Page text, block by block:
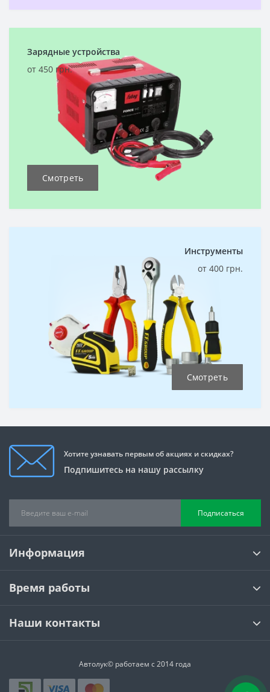
Зарядные устройства
от 450 грн.
Смотреть
Инструменты
от 400 грн.
Смотреть
Хотите узнавать первым об акциях и скидках?
Подпишитесь на нашу рассылку
Подписаться
Информация
Время работы
Наши контакты
Автолук© работаем с 2014 года